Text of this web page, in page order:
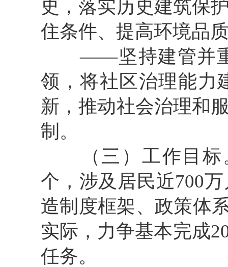
史，落实历史建筑保
住条件、提高环境品
——坚持建管并
领，将社区治理能力
新，推动社会治理和
制。
（三）工作目
个，涉及居民近700
造制度框架、政策体
实际，力争基本完成
任务。